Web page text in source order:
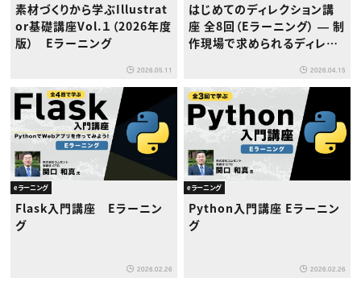
素材づくりから学ぶIllustrat
or基礎講座Vol.１（2026年度
版） Eラーニング
2026.05.11
はじめてのディレクション講
座 全8回（Eラーニング） ― 制
作現場で求められるディレク
2026.04.15
eラーニング
Flask入門講座 Eラーニン
グ
2026.02.26
eラーニング
Python入門講座 Eラーニン
グ
2026.02.26